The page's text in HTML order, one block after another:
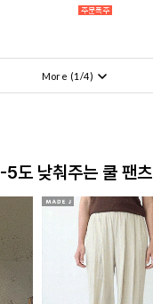
More (1 /4)
-5도 낮춰주는 쿨 팬츠